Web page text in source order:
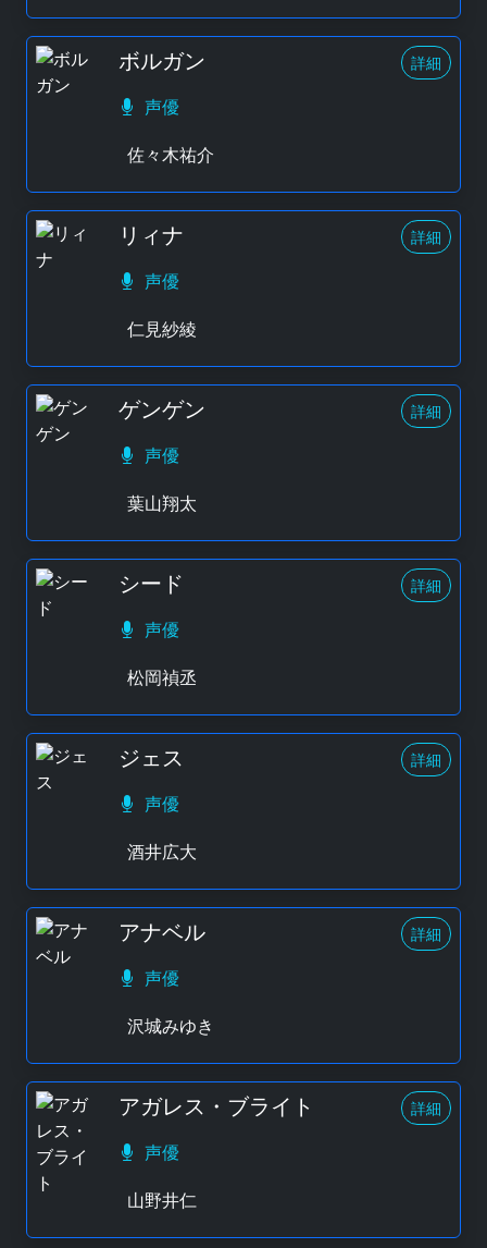
ボルガン 詳細
声優
佐々木祐介
リィナ 詳細
声優
仁見紗綾
ゲンゲン 詳細
声優
葉山翔太
シード 詳細
声優
松岡禎丞
ジェス 詳細
声優
酒井広大
アナベル 詳細
声優
沢城みゆき
アガレス・ブライト 詳細
声優
山野井仁